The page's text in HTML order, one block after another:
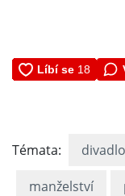
Témata: divadlo
manželství